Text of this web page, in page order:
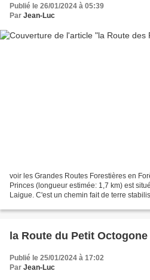
Publié le 26/01/2024 à 05:39
Par Jean-Luc
voir les Grandes Routes Forestières en
Princes (longueur estimée: 1,7 km) est
Laigue. C'est un chemin fait de terre
la Route du Petit Octogone
Publié le 25/01/2024 à 17:02
Par Jean-Luc